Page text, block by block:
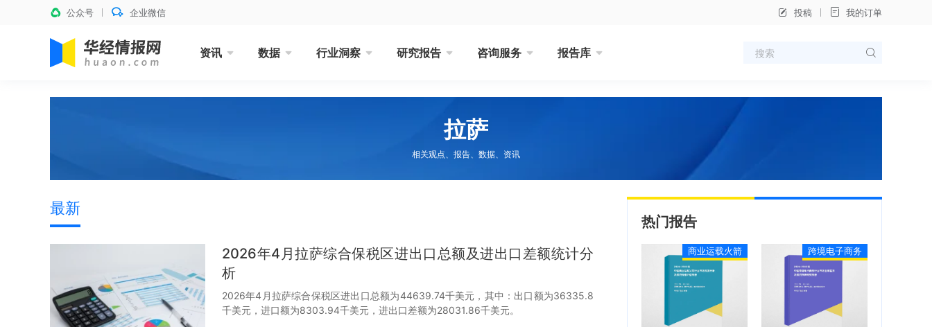
公众号 企业微信 投稿 我的订单
资讯 数据 行业洞察 研究报告 咨询服务 报告库
拉萨
相关观点、报告、数据、资讯
最新
2026年4月拉萨综合保税区进出口总额及进出口差额统计分
析
2026年4月拉萨综合保税区进出口总额为44639.74千美元，其中：出口额为36335.8
千美元，进口额为8303.94千美元，进出口差额为28031.86千美元。
热门报告
商业运载火箭 跨境电子商务